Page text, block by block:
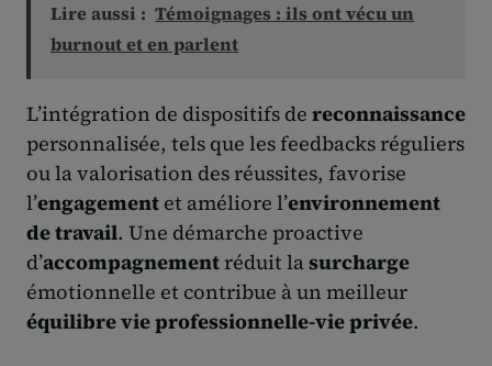
Lire aussi : Témoignages : ils ont vécu un
burnout et en parlent
L’intégration de dispositifs de reconnaissance
personnalisée, tels que les feedbacks réguliers
ou la valorisation des réussites, favorise
l’engagement et améliore l’environnement
de travail. Une démarche proactive
d’accompagnementréduit lasurcharge
émotionnelle et contribue à un meilleur
équilibre vie professionnelle-vie privée.